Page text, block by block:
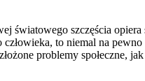
szczęścia
to niemal na
problemy społeczne,